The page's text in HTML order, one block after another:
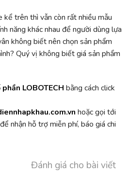
kể trên thì vẫn còn rất nhiều mẫu
năng khác nhau để người dùng lựa
không biết nên chọn sản phẩm
Quý vị không biết giá sản phẩm
LOBOTECH bằng cách click
hoặc gọi tới
để nhận hỗ trợ miễn phí, báo giá chi
Đánh giá cho bài viết